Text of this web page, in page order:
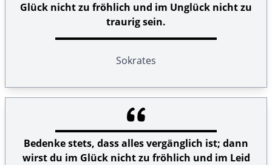
Glück nicht zu fröhlich und im Unglück nicht zu
traurig sein.
Sokrates
Bedenke stets, dass alles vergänglich ist; dann
wirst du im Glück nicht zu fröhlich und im Leid